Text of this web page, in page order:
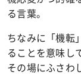
る言葉。
ちなみに「機転
ることを意味し
その場にふさわ